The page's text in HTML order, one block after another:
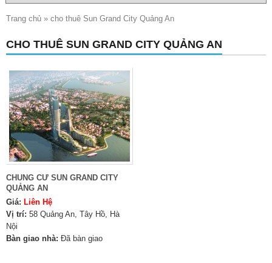
Trang chủ » cho thuê Sun Grand City Quảng An
CHO THUÊ SUN GRAND CITY QUẢNG AN
CHUNG CƯ SUN GRAND CITY
QUẢNG AN
Giá: Liên Hệ
Vị trí: 58 Quảng An, Tây Hồ, Hà
Nội
Bàn giao nhà: Đã bàn giao